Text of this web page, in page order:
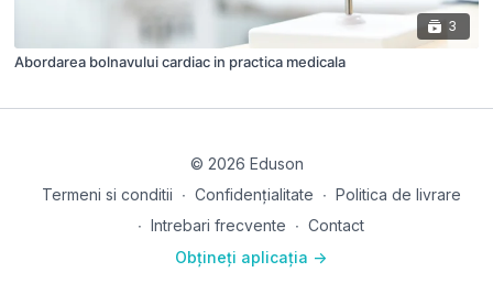
3
Abordarea bolnavului cardiac in practica medicala
© 2026 Eduson
Termeni si conditii ∙ Confidențialitate ∙ Politica de livrare
∙ Intrebari frecvente ∙ Contact
Obțineți aplicația ->